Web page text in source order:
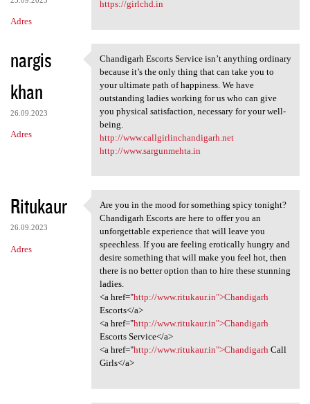
Adres
https://girlchd.in
nargis
khan
26.09.2023
Adres
Chandigarh Escorts Service
Chandigarh Escorts Service isn’t anything ordinary
because it’s the only thing that can take you to
your ultimate path of happiness. We have
outstanding ladies working for us who can give
you physical satisfaction, necessary for your well-
being.
http://www.callgirlinchandigarh.net
http://www.sargunmehta.in
Ritukaur
26.09.2023
Adres
Are you in the mood for
Are you in the mood for something spicy tonight?
Chandigarh Escorts are here to offer you an
unforgettable experience that will leave you
speechless. If you are feeling erotically hungry and
desire something that will make you feel hot, then
there is no better option than to hire these stunning
ladies.
<a href="http://www.ritukaur.in">Chandigarh
Escorts</a>
<a href="http://www.ritukaur.in">Chandigarh
Escorts Service</a>
<a href="http://www.ritukaur.in">ChandigarhCall
Girls</a>